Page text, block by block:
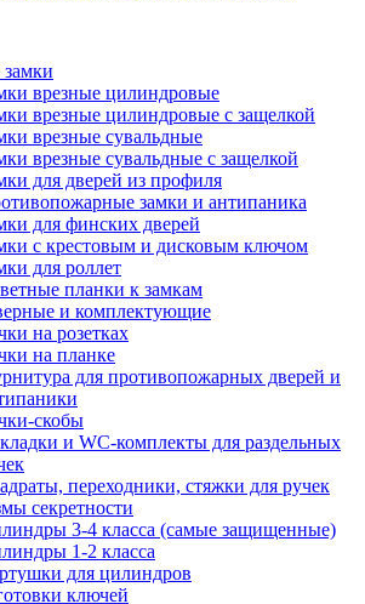
врезные цилиндровые
врезные цилиндровые с защелкой
врезные сувальдные
врезные сувальдные с защелкой
для дверей из профиля
замки и антипаника
для финских дверей
с крестовым и дисковым ключом
для роллет
планки к замкам
и комплектующие
на розетках
на планке
для противопожарных дверей и
скобы
и WC-комплекты для раздельных
переходники, стяжки для ручек
секретности
3-4 класса (самые защищенные)
1-2 класса
для цилиндров
ключей